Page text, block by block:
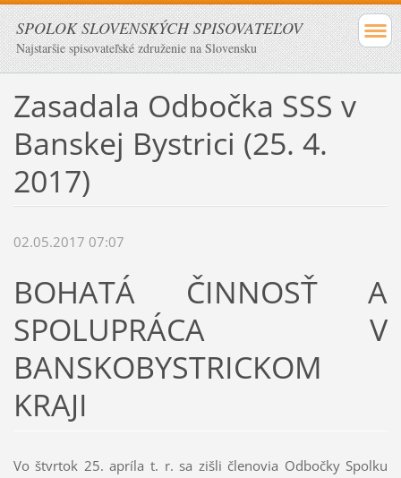
SPOLOK SLOVENSKÝCH SPISOVATEĽOV
Najstaršie spisovateľské združenie na Slovensku
Zasadala Odbočka SSS v
Banskej Bystrici (25. 4.
2017)
02.05.2017 07:07
BOHATÁ ČINNOSŤ A
SPOLUPRÁCA V
BANSKOBYSTRICKOM
KRAJI
Vo štvrtok 25. apríla t. r. sa zišli členovia Odbočky Spolku